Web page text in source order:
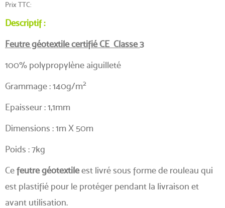
(4 avis)
Prix TTC
Descriptif :
Feutre géotextile certifié CE Classe 3
100% polypropylène aiguilleté
Grammage : 140g/m2
Epaisseur : 1,1mm
Dimensions : 1m X 50m
Poids : 7kg
Cefeutre géotextileest livré sous forme de rouleau qui
est plastifié pour le protéger pendant la livraison et
avant utilisation.